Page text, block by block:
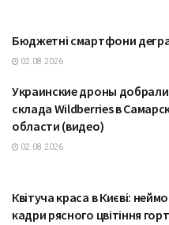
Бюджетні смартфони
02.08.2026
Украинские дроны
склада Wildberries в
области (видео)
02.08.2026
Квітуча краса в Києві:
кадри рясного цвітіння